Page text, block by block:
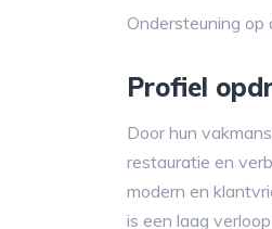
Ondersteuning op
Profiel
Door hun
restauratie en
modern en
is een laag